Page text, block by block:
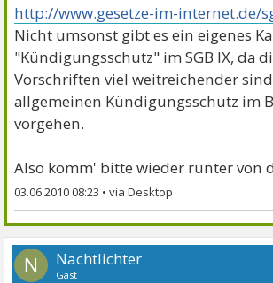
http://www.gesetze-im-internet.de/
Nicht umsonst gibt es ein eigenes
"Kündigungsschutz" im SGB IX, da
Vorschriften viel weitreichender
allgemeinen Kündigungsschutz im
vorgehen.
Also komm' bitte wieder runter von
03.06.2010 08:23 •
N Nachtlichter
Gast